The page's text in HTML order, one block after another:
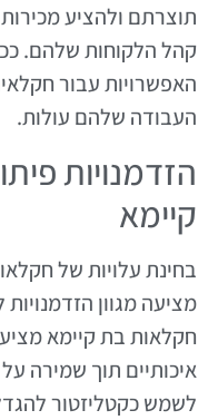
תוצרתם ולהציע
קהל הלקוחות שלהם.
האפשרויות עבור
העבודה שלהם עולות.
הזדמנויות
קיימא
בחינת עלויות של
מציעה מגוון
חקלאות בת קיימא
איכותיים תוך שמירה
לשמש כקטליזטור